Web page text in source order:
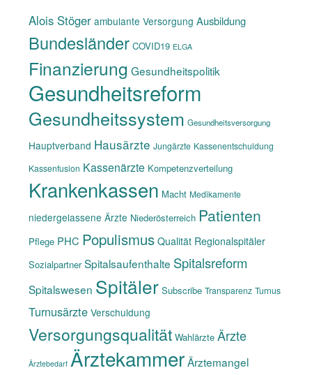
Alois Stöger ambulante Versorgung Ausbildung
Bundesländer COVID19 ELGA
Finanzierung Gesundheitspolitik
Gesundheitsreform
Gesundheitssystem Gesundheitsversorgung
Hauptverband Hausärzte Jungärzte Kassenentschuldung
Kassenfusion Kassenärzte Kompetenzverteilung
Krankenkassen Macht Medikamente
niedergelassene Ärzte Niederösterreich Patienten
Pflege PHC Populismus Qualität Regionalspitäler
Sozialpartner Spitalsaufenthalte Spitalsreform
Spitalswesen Spitäler Subscribe Transparenz Turnus
Turnusärzte Verschuldung
Versorgungsqualität Wahlärzte Ärzte
Ärztebedarf ÄrztekammerÄrztemangel